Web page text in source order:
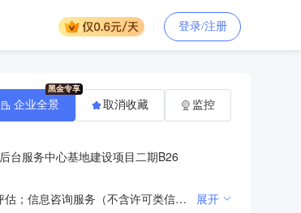
登录/注册
台服务中心基地建设项目二期B26
一般经营项目：工程造价咨询业务；工程管理服务；招投标代理服务；政府采购代理服务；采购代理服务；价格鉴证评估；信息咨询服务（不含许可类信息咨询服务）。（除许可业务外，可自主依法经营法律法规非禁止或限制的项目） 展开
企业全景 取消收藏 监控